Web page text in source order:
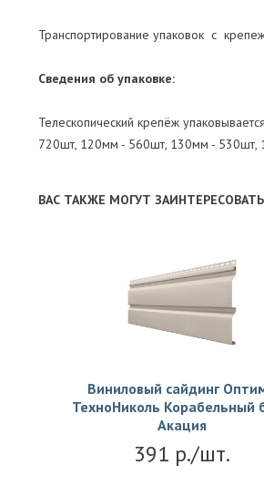
Транспортирование упаковок с
Сведения об упаковке:
Телескопический крепёж
720шт, 120мм - 560шт, 130мм -
ВАС ТАКЖЕ МОГУТ ЗАИНТЕРЕСОВАТЬ
Виниловый сайдинг
ТехноНиколь Корабельный
Акация
391 р./шт.